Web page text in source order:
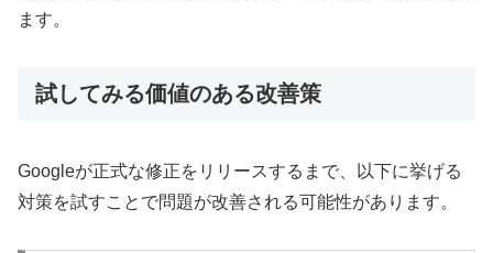
ます。
試してみる価値のある改善策
Googleが正式な修正をリリースするまで、以下に挙げる
対策を試すことで問題が改善される可能性があります。